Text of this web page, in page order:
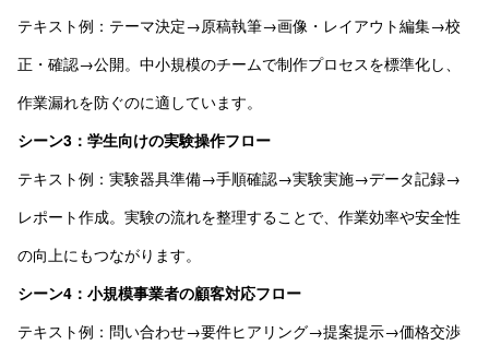
テキスト例：テーマ決定→原稿執筆→画像・レイアウト編集→校
正・確認→公開。中小規模のチームで制作プロセスを標準化し、
作業漏れを防ぐのに適しています。
シーン3：学生向けの実験操作フロー
テキスト例：実験器具準備→手順確認→実験実施→データ記録→
レポート作成。実験の流れを整理することで、作業効率や安全性
の向上にもつながります。
シーン4：小規模事業者の顧客対応フロー
テキスト例：問い合わせ→要件ヒアリング→提案提示→価格交渉